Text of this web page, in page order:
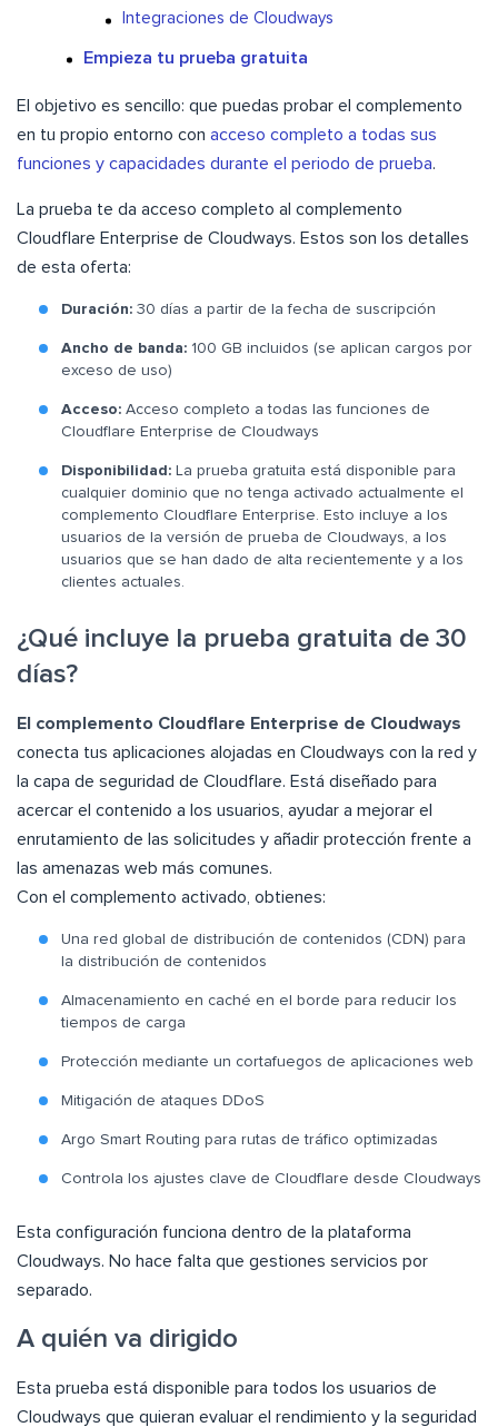
Integraciones de Cloudways
Empieza tu prueba gratuita
El objetivo es sencillo: que puedas probar el complemento
en tu propio entorno con acceso completo a todas sus
funciones y capacidades durante el periodo de prueba.
La prueba te da acceso completo al complemento
Cloudflare Enterprise de Cloudways. Estos son los detalles
de esta oferta:
Duración: 30 días a partir de la fecha de suscripción
Ancho de banda: 100 GB incluidos (se aplican cargos por
exceso de uso)
Acceso: Acceso completo a todas las funciones de
Cloudflare Enterprise de Cloudways
Disponibilidad: La prueba gratuita está disponible para
cualquier dominio que no tenga activado actualmente el
complemento Cloudflare Enterprise. Esto incluye a los
usuarios de la versión de prueba de Cloudways, a los
usuarios que se han dado de alta recientemente y a los
clientes actuales.
¿Qué incluye la prueba gratuita de 30
días?
El complemento Cloudflare Enterprise de Cloudways
conecta tus aplicaciones alojadas en Cloudways con la red y
la capa de seguridad de Cloudflare. Está diseñado para
acercar el contenido a los usuarios, ayudar a mejorar el
enrutamiento de las solicitudes y añadir protección frente a
las amenazas web más comunes.
Con el complemento activado, obtienes:
Una red global de distribución de contenidos (CDN) para
la distribución de contenidos
Almacenamiento en caché en el borde para reducir los
tiempos de carga
Protección mediante un cortafuegos de aplicaciones web
Mitigación de ataques DDoS
Argo Smart Routing para rutas de tráfico optimizadas
Controla los ajustes clave de Cloudflare desde Cloudways
Esta configuración funciona dentro de la plataforma
Cloudways. No hace falta que gestiones servicios por
separado.
A quién va dirigido
Esta prueba está disponible para todos los usuarios de
Cloudways que quieran evaluar el rendimiento y la seguridad